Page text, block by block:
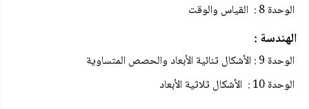
الوحدة 8 : القياس والوقت
الهندسة :
الوحدة 9 : الأشكال ثنائية الأبعاد والحصص المتساوية
الوحدة 10 : الأشكال ثلاثية الأبعاد